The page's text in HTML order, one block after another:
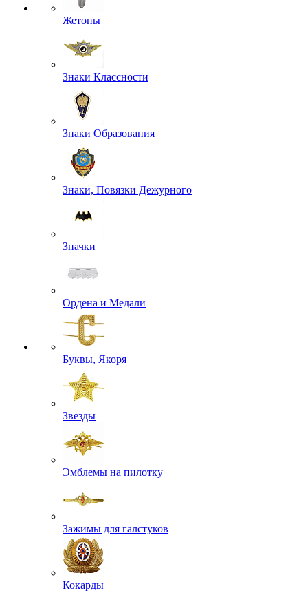
Жетоны
Знаки Классности
Знаки Образования
Знаки, Повязки Дежурного
Значки
Ордена и Медали
Буквы, Якоря
Звезды
Эмблемы на пилотку
Зажимы для галстуков
Кокарды